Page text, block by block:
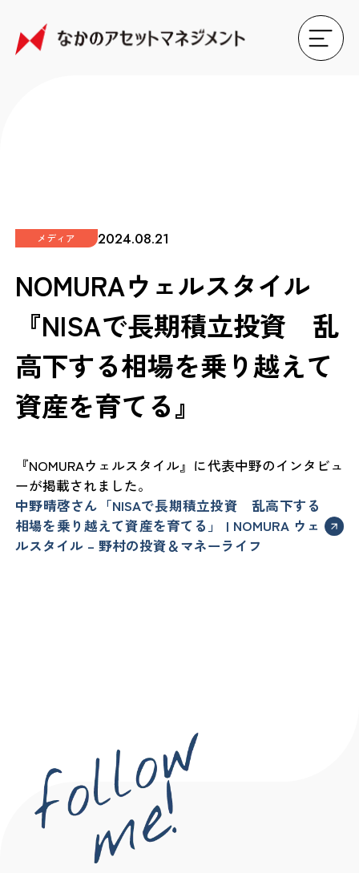
メディア 2024.08.21
NOMURAウェルスタイル
『NISAで長期積立投資 乱
高下する相場を乗り越えて
資産を育てる』
『NOMURAウェルスタイル』に代表中野のインタビュ
ーが掲載されました。
中野晴啓さん「NISAで長期積立投資 乱高下する
相場を乗り越えて資産を育てる」 | NOMURA ウェ
ルスタイル – 野村の投資＆マネーライフ